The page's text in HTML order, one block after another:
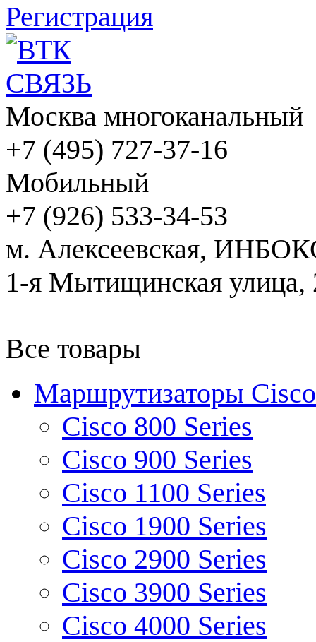
Регистрация
Москва многоканальный
+7 (495) 727-37-16
Мобильный
+7 (926) 533-34-53
м. Алексеевская,
1-я Мытищинская улица,
Все товары
Маршрутизаторы Cisco
Cisco 800 Series
Cisco 900 Series
Cisco 1100 Series
Cisco 1900 Series
Cisco 2900 Series
Cisco 3900 Series
Cisco 4000 Series